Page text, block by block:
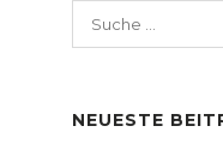
Suche
NEUESTE